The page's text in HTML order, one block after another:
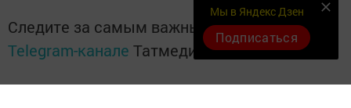
Следите за самым важным и интересным в
Telegram-канале Татмедиа
Мы в Яндекс Дзен
Подписаться